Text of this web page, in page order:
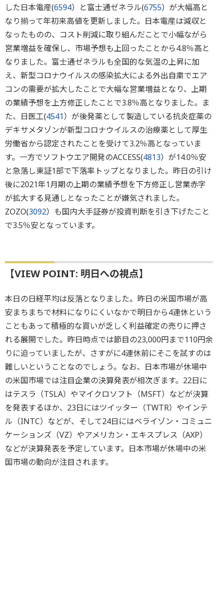
した日本電産(6594）と富士通ゼネラル(6755）が大幅高と
なり揃って年初来高値を更新しました。日本電産は減収と
なったものの、コスト削減に取り組んだことで小幅ながら
営業増益を確保し、市場予想も上回ったことから4.8％高と
なりました。富士通ゼネラルも全国的な気温の上昇に加
え、新型コロナウイルスの感染拡大による外出自粛でエア
コンの需要が拡大したことで大幅な営業増益となり、上期
の業績予想を上方修正したことで3.8％高となりました。ま
た、日医工(4541）が後発薬として製造している抗炎症薬の
デキサメタゾンが新型コロナウイルスの治療薬として厚生
労働省から認定されたことを受けて3.2％高となっていま
す。一方でソフトウエア開発のACCESS(4813）が14.0％安
と急落し東証1部で下落率トップとなりました。昨日の引け
後に2021年1月期の上期の業績予想を下方修正し営業赤字
が拡大する見通しとなったことが嫌気されました。
ZOZO(3092）も国内大手証券が投資判断を引き下げたこと
で3.5％安となっています。
【VIEW POINT: 明日への視点】
本日の日経平均は反落となりました。昨日の米国市場が高
安まちまちで材料になりにくいなかで明日から4連休という
こともあって積極的な買いが乏しく利益確定の売りに押さ
れる展開でした。昨日時点では節目の23,000円まで110円余
りに迫っていましたが、さすがに4連休前にそこを試すのは
難しいということなのでしょう。なお、日本市場が休場中
の米国市場では注目企業の決算発表が相次ぎます。22日に
はテスラ（TSLA）やマイクロソフト（MSFT）などが決算
を発表するほか、23日にはツイッター（TWTR）やインテ
ル（INTC）などが、そして24日にはベライゾン・コミュニ
ケーションズ（VZ）やアメリカン・エキスプレス（AXP）
などが決算発表を予定しています。日本市場が休場中の米
国市場の動向が注目されます。